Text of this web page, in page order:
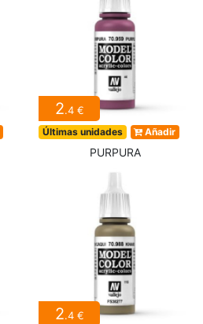
2.4 €
Últimas unidades Añadir
PURPURA
2.4 €